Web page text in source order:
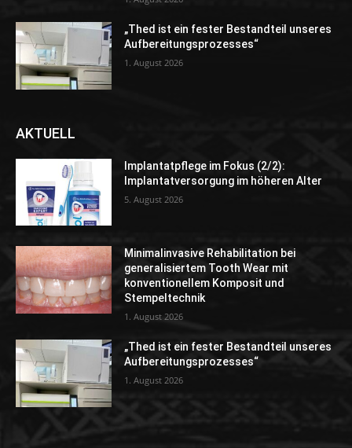
„Thed ist ein fester Bestandteil unseres
Aufbereitungsprozesses“
1. August 2026
AKTUELL
Implantatpflege im Fokus (2/2):
Implantatversorgung im höheren Alter
5. August 2026
Minimalinvasive Rehabilitation bei
generalisiertem Tooth Wear mit
konventionellem Komposit und
Stempeltechnik
1. August 2026
„Thed ist ein fester Bestandteil unseres
Aufbereitungsprozesses“
1. August 2026